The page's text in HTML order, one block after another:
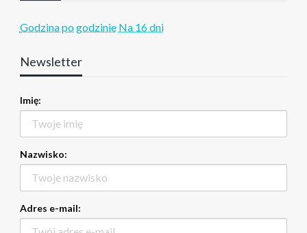
Godzina po godzinie Na 16 dni
Newsletter
Imię:
Nazwisko:
Adres e-mail: